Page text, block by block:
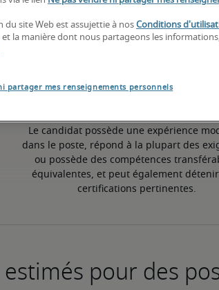
Le candidat possède une expérience
dans le poste, répond à la plupart des
ou possède des compétences
équivalentes, et peut également
certifications pertinentes.
estimés pour des
du site Web est assujettie à nos Conditions
et la manière dont nous partageons les
partager mes renseignements personnels